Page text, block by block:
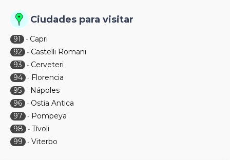
Ciudades para visitar
91 - Capri
92 - Castelli Romani
93
- Cerveteri
94 - Florencia
95 - Nápoles
96 - Ostia Antica
97
- Pompeya
98
- Tívoli
99
- Viterbo